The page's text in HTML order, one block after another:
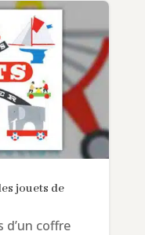
jouets de
d’un coffre